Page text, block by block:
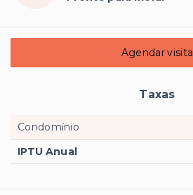
Agendar visita
Taxas
Condomínio
IPTU Anual